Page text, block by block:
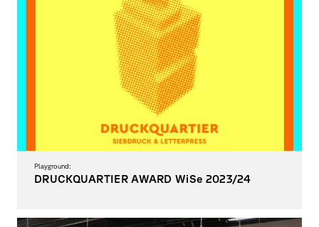
Playground:
DRUCKQUARTIER AWARD WiSe 2023/24